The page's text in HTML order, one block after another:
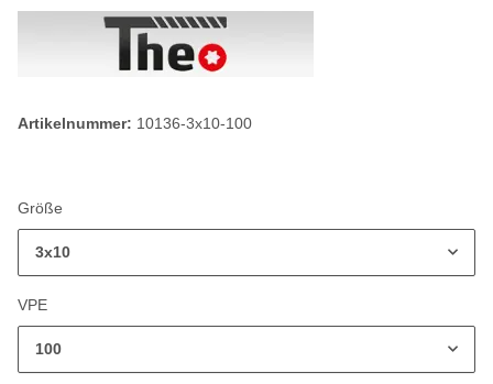
Artikelnummer: 10136-3x10-100
Größe
3x10
VPE
100